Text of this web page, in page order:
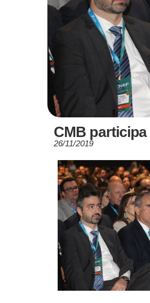
CMB participa
26/11/2019